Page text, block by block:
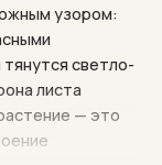
узором:
светло-
листа
— это